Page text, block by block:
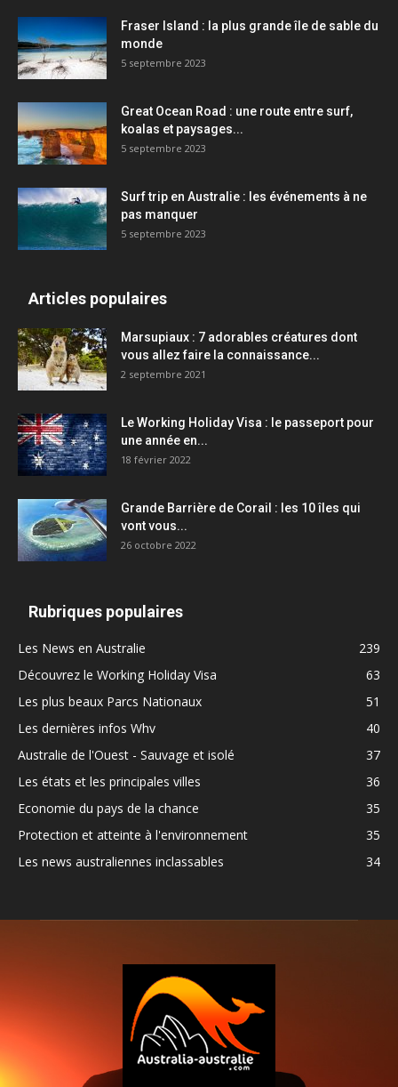
Fraser Island : la plus grande île de sable du
monde
5 septembre 2023
Great Ocean Road : une route entre surf,
koalas et paysages...
5 septembre 2023
Surf trip en Australie : les événements à ne
pas manquer
5 septembre 2023
Articles populaires
Marsupiaux : 7 adorables créatures dont
vous allez faire la connaissance...
2 septembre 2021
Le Working Holiday Visa : le passeport pour
une année en...
18 février 2022
Grande Barrière de Corail : les 10 îles qui
vont vous...
26 octobre 2022
Rubriques populaires
Les News en Australie
239
Découvrez le Working Holiday Visa
63
Les plus beaux Parcs Nationaux
51
Les dernières infos Whv
40
Australie de l'Ouest - Sauvage et isolé
37
Les états et les principales villes
36
Economie du pays de la chance
35
Protection et atteinte à l'environnement
35
Les news australiennes inclassables
34